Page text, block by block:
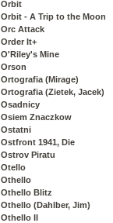
Orbit
Orbit - A Trip to the Moon
Orc Attack
Order It+
O'Riley's Mine
Orson
Ortografia (Mirage)
Ortografia (Zietek, Jacek)
Osadnicy
Osiem Znaczkow
Ostatni
Ostfront 1941, Die
Ostrov Piratu
Otello
Othello
Othello Blitz
Othello (Dahlber, Jim)
Othello II